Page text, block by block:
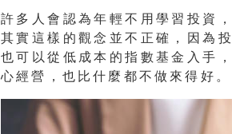
許多人會認為年輕不用學習投資
其實這樣的觀念並不正確，因為
也可以從低成本的指數基金入手
心經營，也比什麼都不做來得好。